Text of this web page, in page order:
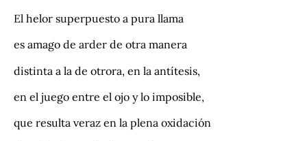
El helor superpuesto a pura llama
es amago de arder de otra manera
distinta a la de otrora, en la antítesis,
en el juego entre el ojo y lo imposible,
que resulta veraz en la plena oxidación